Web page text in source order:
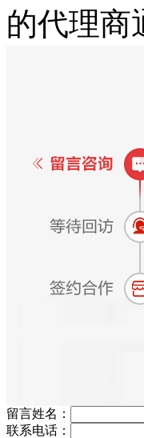
的代理商
留言姓名：
联系电话：